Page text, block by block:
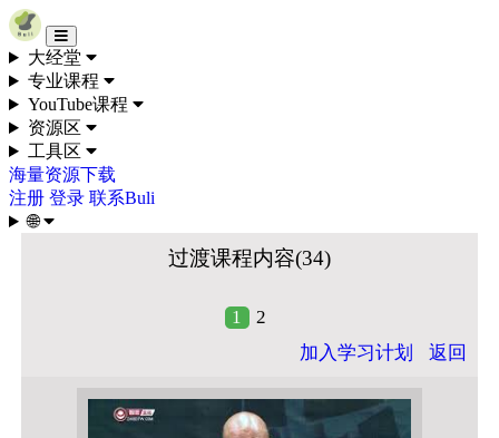
Skip to content
大经堂
专业课程
YouTube课程
资源区
工具区
海量资源下载
注册 登录 联系Buli
🌐
过渡课程内容(34)
1
2
加入学习计划
返回